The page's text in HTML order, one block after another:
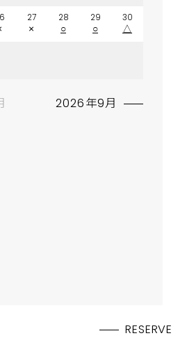
27
×
28
○
29
○
30
△
2026年9月
RESERVE